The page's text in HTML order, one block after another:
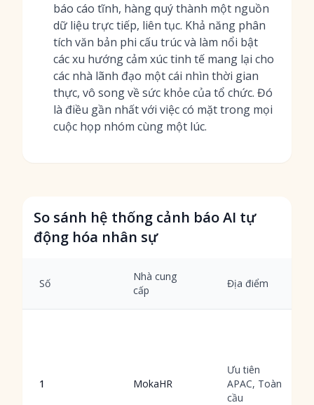
báo cáo tĩnh, hàng quý thành một nguồn
dữ liệu trực tiếp, liên tục. Khả năng phân
tích văn bản phi cấu trúc và làm nổi bật
các xu hướng cảm xúc tinh tế mang lại cho
các nhà lãnh đạo một cái nhìn thời gian
thực, vô song về sức khỏe của tổ chức. Đó
là điều gần nhất với việc có mặt trong mọi
cuộc họp nhóm cùng một lúc.
So sánh hệ thống cảnh báo AI tự
động hóa nhân sự
Số
Nhà cung
cấp
Địa điểm
1 MokaHR
Ưu tiên
APAC, Toàn
cầu